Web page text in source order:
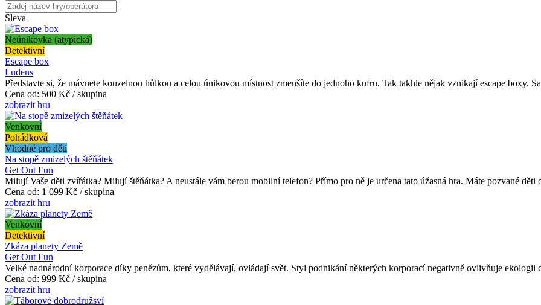
Sleva
Neúnikovka (atypická)
Detektivní
Escape box
Ludens
Představte si, že mávnete kouzelnou hůlkou a celou únikovou místnost zmenšíte do jednoho kufru. Tak takhle nějak vznikají escape boxy.
Cena od: 500 Kč / skupina
zobrazit hru
Venkovní
Pohádková
Vhodné pro děti
Na stopě zmizelých štěňátek
Get Out Fun
Milují Vaše děti zvířátka? Milují štěňátka? A neustále vám berou mobilní telefon? Přímo pro ně je určena tato úžasná hra. Máte pozvané děti
Cena od: 1 099 Kč / skupina
zobrazit hru
Venkovní
Detektivní
Zkáza planety Země
Get Out Fun
Velké nadnárodní korporace díky penězům, které vydělávají, ovládají svět. Styl podnikání některých korporací negativně ovlivňuje ekologii
Cena od: 999 Kč / skupina
zobrazit hru